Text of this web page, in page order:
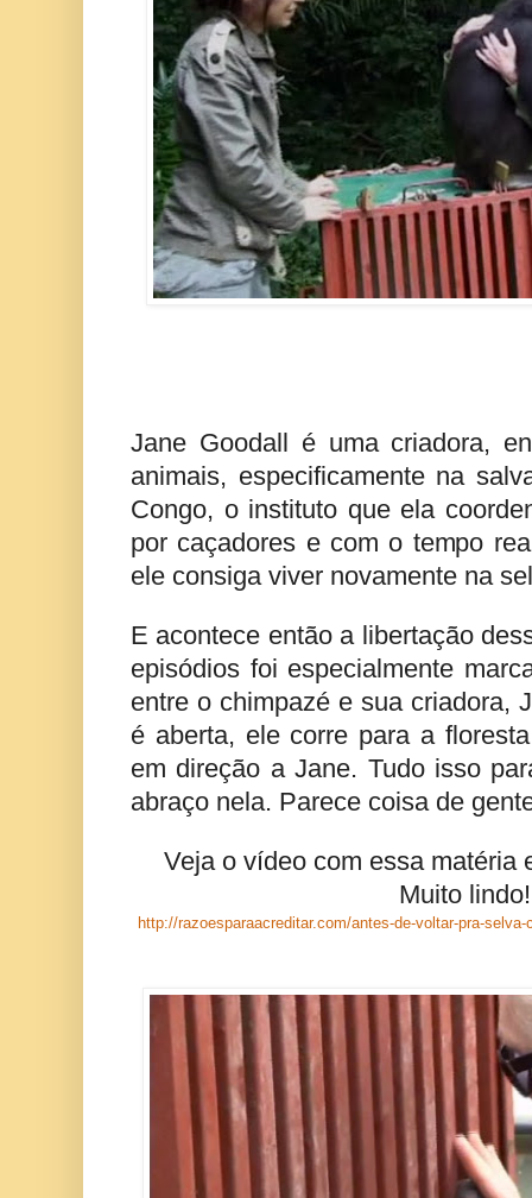
Jane Goodall é uma criadora,
animais, especificamente na
Congo, o instituto que ela
por caçadores e com o tempo
ele consiga viver novamente na
E acontece então a libertação
episódios foi especialmente
entre o chimpazé e sua criadora,
é aberta, ele corre para a
em direção a Jane. Tudo isso
abraço nela. Parece coisa de
Veja o vídeo com essa matéria
Muito
http://razoesparaacreditar.com/antes-de-voltar-pra-